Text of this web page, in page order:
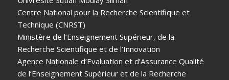
Centre National pour la Recherche Scientifique et
Technique (CNRST)
Ministère de l’Enseignement Supérieur, de la
Recherche Scientifique et de l’Innovation
Agence Nationale d’Evaluation et d’Assurance Qualité
de l’Enseignement Supérieur et de la Recherche